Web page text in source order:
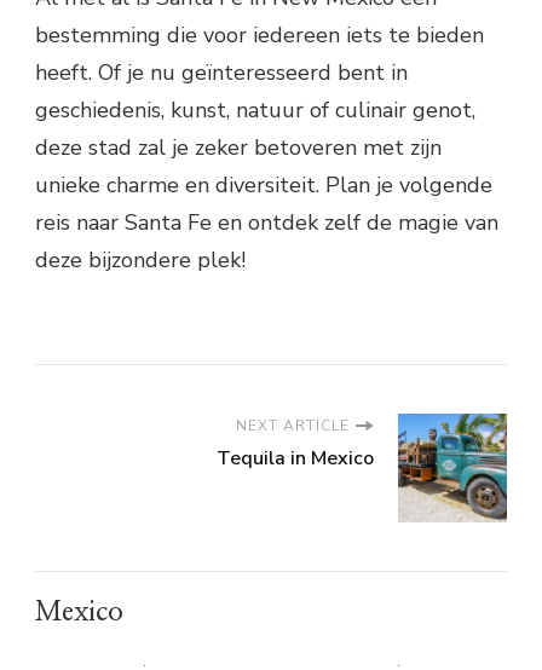
bestemming die voor iedereen iets te bieden
heeft. Of je nu geïnteresseerd bent in
geschiedenis, kunst, natuur of culinair genot,
deze stad zal je zeker betoveren met zijn
unieke charme en diversiteit. Plan je volgende
reis naar Santa Fe en ontdek zelf de magie van
deze bijzondere plek!
NEXT ARTICLE
Tequila in Mexico
Mexico